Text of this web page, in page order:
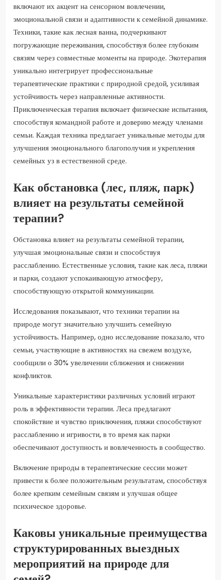
включают их акцент на сенсорном вовлечении,
эмоциональной связи и адаптивности к семейной динамике.
Техники, такие как лесная ванна, подчеркивают
погружающие переживания, способствуя более глубоким
связям через совместные моменты на природе. Экотерапия
уникально интегрирует профессиональные
терапевтические практики с природной средой, усиливая
устойчивость через направленные активности.
Приключенческая терапия включает физические испытания,
способствуя командной работе и доверию между членами
семьи. Каждая техника предлагает уникальные методы для
улучшения эмоционального благополучия и укрепления
семейных уз в естественной среде.
Как обстановка (лес, пляж, парк)
влияет на результаты семейной
терапии?
Обстановка влияет на результаты семейной терапии,
улучшая эмоциональные связи и способствуя
расслаблению. Естественные условия, такие как леса, пляжи
и парки, создают успокаивающую атмосферу,
способствующую открытой коммуникации.
Исследования показывают, что техники терапии на
природе могут значительно улучшить семейную
устойчивость. Например, одно исследование показало, что
семьи, участвующие в активностях на свежем воздухе,
сообщили о 30% увеличении сближения и снижении
конфликтов.
Уникальные характеристики различных условий играют
роль в эффективности терапии. Леса предлагают
спокойствие и чувство приключения, пляжи способствуют
расслаблению и игривости, в то время как парки
обеспечивают доступность и вовлеченность в сообщество.
Включение природы в терапевтические сессии может
привести к более положительным результатам, способствуя
более крепким семейным связям и улучшая общее
психическое здоровье.
Каковы уникальные преимущества
структурированных выездных
мероприятий на природе для